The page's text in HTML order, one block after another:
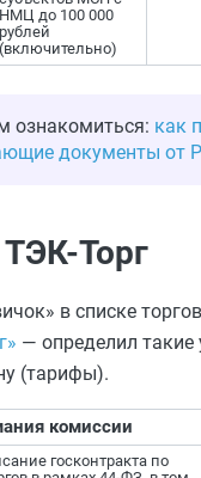
НМЦ до 100 000
рублей
(включительно)
ознакомиться: как
документы от
Торг
в списке
— определил такие
(тарифы).
комиссии
госконтракта по